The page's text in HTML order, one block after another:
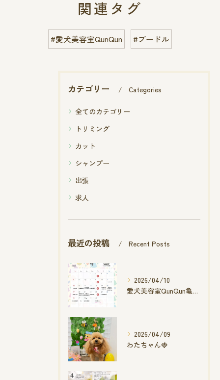
関連タグ
#愛犬美容室QunQun #プードル
カテゴリー Categories
全てのカテゴリー
トリミング
カット
シャンプー
出張
求人
最近の投稿 Recent Posts
2026/04/10
愛犬美容室QunQun亀山エコー店
2026/04/09
わたちゃん🍓